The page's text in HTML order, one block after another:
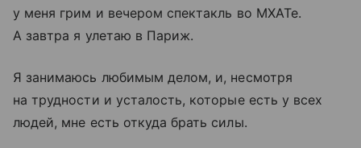
у меня грим и вечером спектакль во МХАТе.
А завтра я улетаю в Париж.
Я занимаюсь любимым делом, и, несмотря
на трудности и усталость, которые есть у всех
людей, мне есть откуда брать силы.